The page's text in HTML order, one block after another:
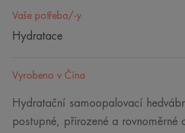
Vaše potřeba/-y
Hydratace
Vyrobeno v Čína
Hydratační samoopalovací
postupné, přirozené a rovnoměrné